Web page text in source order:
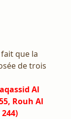
que la
de trois
Al
Rouh Al